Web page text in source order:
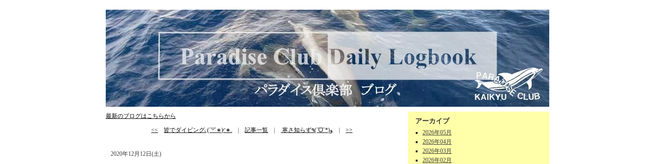
最新のブログはこちらから
<< 皆でダイビング◟(ˊ꒵ˋ∗)◜∗. |記事一覧 寒さ知らず٩(ˊᗜˋ*)و |>>
2020年12月12日(土)
アーカイブ
2026年05月
2026年04月
2026年03月
2026年02月